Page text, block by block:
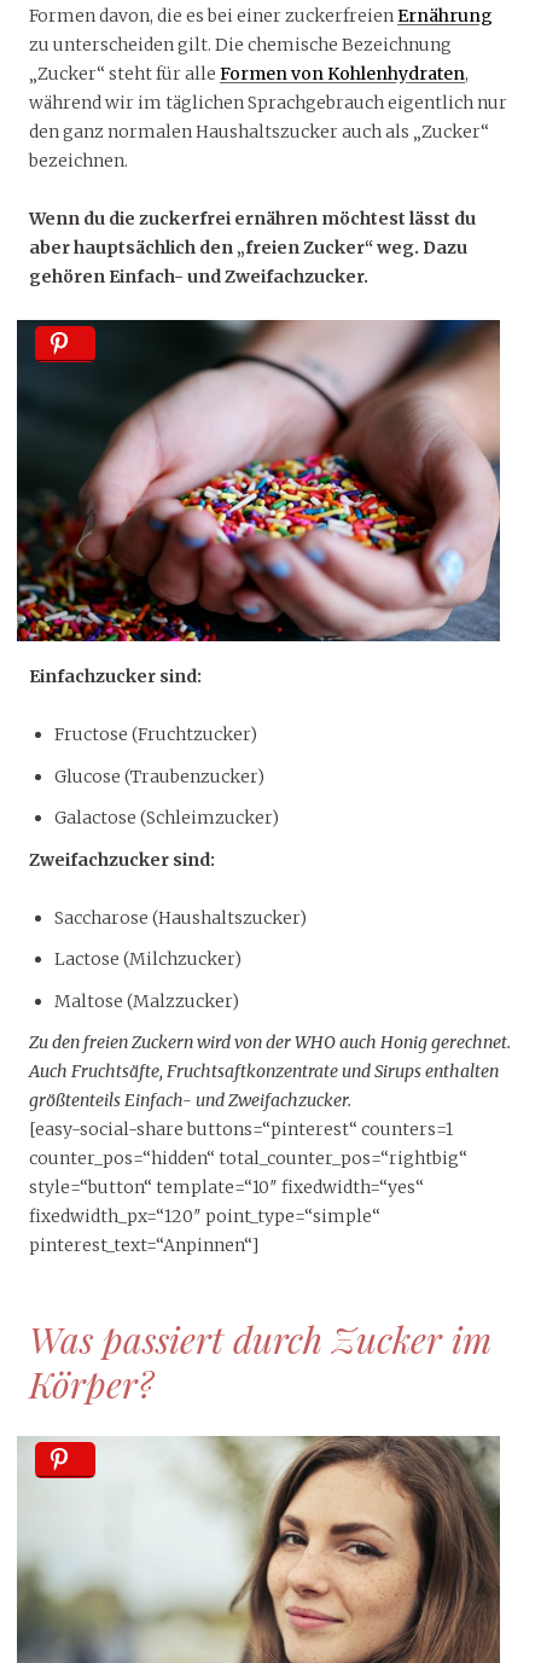
Formen davon, die es bei einer zuckerfreienErnährung
zu unterscheiden gilt. Die chemische Bezeichnung
„Zucker“ steht für alle Formen von Kohlenhydraten,
während wir im täglichen Sprachgebrauch eigentlich nur
den ganz normalen Haushaltszucker auch als „Zucker“
bezeichnen.
Wenn du die zuckerfrei ernähren möchtest lässt du
aber hauptsächlich den „freien Zucker“ weg. Dazu
gehören Einfach- und Zweifachzucker.
Einfachzucker sind:
Fructose (Fruchtzucker)
Glucose (Traubenzucker)
Galactose (Schleimzucker)
Zweifachzucker sind:
Saccharose (Haushaltszucker)
Lactose (Milchzucker)
Maltose (Malzzucker)
Zu den freien Zuckern wird von der WHO auch Honig gerechnet.
Auch Fruchtsäfte, Fruchtsaftkonzentrate und Sirups enthalten
größtenteils Einfach- und Zweifachzucker.
[easy-social-share buttons=“pinterest“ counters=1
counter_pos=“hidden“ total_counter_pos=“rightbig“
style=“button“ template=“10″ fixedwidth=“yes“
fixedwidth_px=“120″ point_type=“simple“
pinterest_text=“Anpinnen“]
Was passiert durch Zucker im
Körper?